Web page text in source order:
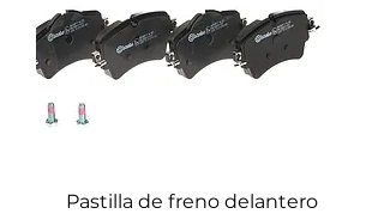
Pastilla de freno delantero